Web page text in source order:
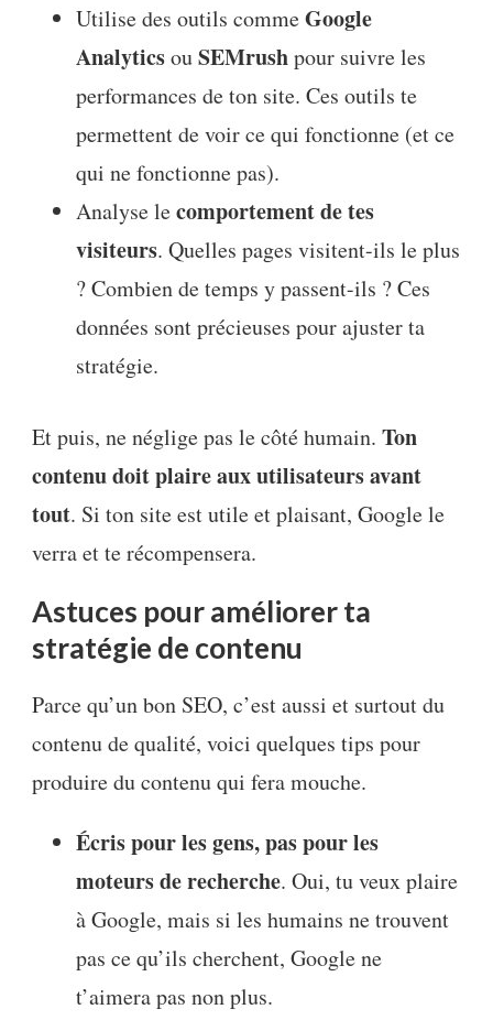
Utilise des outils commeGoogle
AnalyticsouSEMrushpour suivre les
performances de ton site. Ces outils te
permettent de voir ce qui fonctionne (et ce
qui ne fonctionne pas).
Analyse lecomportement de tes
visiteurs. Quelles pages visitent-ils le plus
? Combien de temps y passent-ils ? Ces
données sont précieuses pour ajuster ta
stratégie.
Et puis, ne néglige pas le côté humain. Ton
contenu doit plaire aux utilisateurs avant
tout. Si ton site est utile et plaisant, Google le
verra et te récompensera.
Astuces pour améliorer ta
stratégie de contenu
Parce qu’un bon SEO, c’est aussi et surtout du
contenu de qualité, voici quelques tips pour
produire du contenu qui fera mouche.
Écris pour les gens, pas pour les
moteurs de recherche. Oui, tu veux plaire
à Google, mais si les humains ne trouvent
pas ce qu’ils cherchent, Google ne
t’aimera pas non plus.